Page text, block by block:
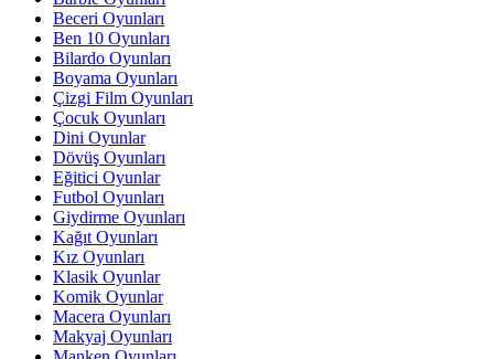
Beceri Oyunları
Ben 10 Oyunları
Bilardo Oyunları
Boyama Oyunları
Çizgi Film Oyunları
Çocuk Oyunları
Dini Oyunlar
Dövüş Oyunları
Eğitici Oyunlar
Futbol Oyunları
Giydirme Oyunları
Kağıt Oyunları
Kız Oyunları
Klasik Oyunlar
Komik Oyunlar
Macera Oyunları
Makyaj Oyunları